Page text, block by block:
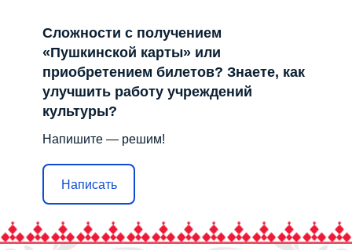
Сложности с получением
«Пушкинской карты» или
приобретением билетов? Знаете, как
улучшить работу учреждений
культуры?
Напишите — решим!
Написать